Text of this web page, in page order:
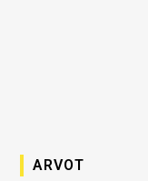
ARVOT